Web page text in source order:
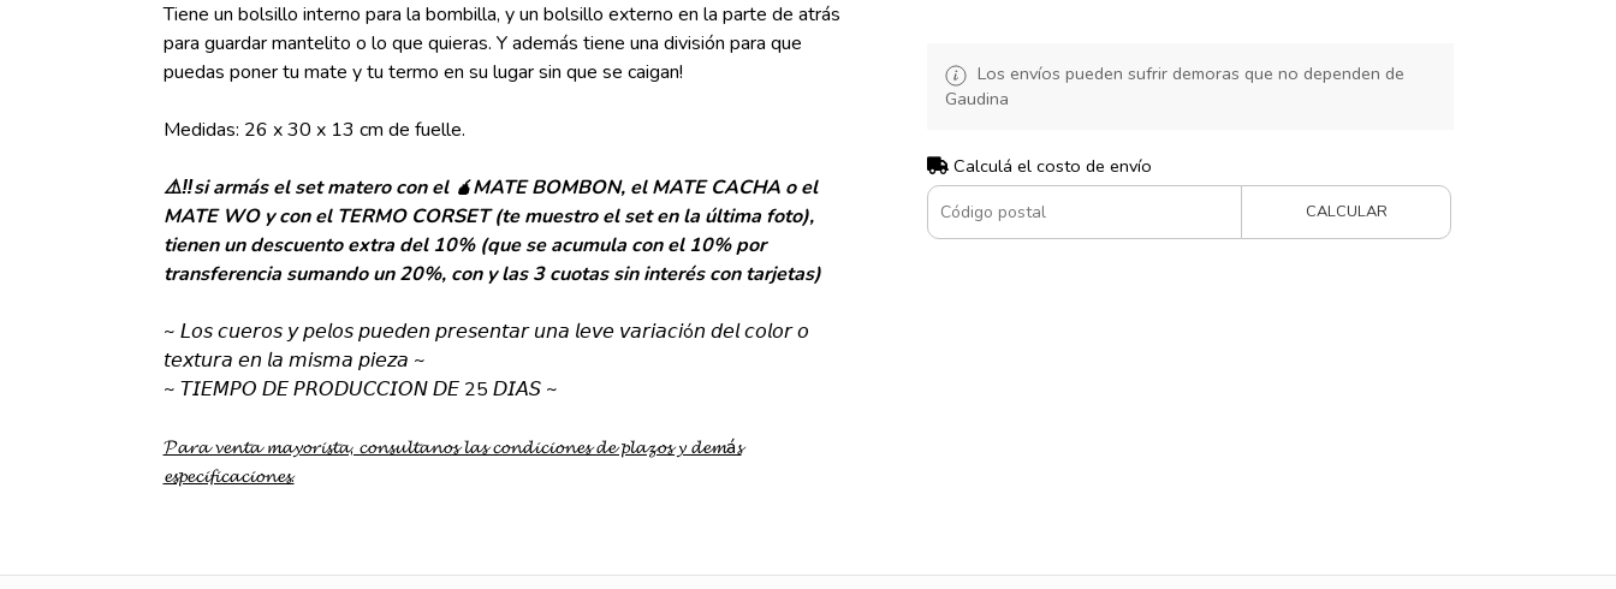
Tiene un bolsillo interno para la bombilla, y un bolsillo externo en la parte de atrás
para guardar mantelito o lo que quieras. Y además tiene una división para que
puedas poner tu mate y tu termo en su lugar sin que se caigan!
Medidas: 26 x 30 x 13 cm de fuelle.
⚠️‼️si armás el set matero con el 🧉MATE BOMBON, el MATE CACHA o el
MATE WO y con el TERMO CORSET (te muestro el set en la última foto),
tienen un descuento extra del 10% (que se acumula con el 10% por
transferencia sumando un 20%, con y las 3 cuotas sin interés con tarjetas)
~ 𝘓𝘰𝘴 𝘤𝘶𝘦𝘳𝘰𝘴 𝘺 𝘱𝘦𝘭𝘰𝘴 𝘱𝘶𝘦𝘥𝘦𝘯 𝘱𝘳𝘦𝘴𝘦𝘯𝘵𝘢𝘳 𝘶𝘯𝘢 𝘭𝘦𝘷𝘦 𝘷𝘢𝘳𝘪𝘢𝘤𝘪ó𝘯 𝘥𝘦𝘭 𝘤𝘰𝘭𝘰𝘳 𝘰
𝘵𝘦𝘹𝘵𝘶𝘳𝘢 𝘦𝘯 𝘭𝘢 𝘮𝘪𝘴𝘮𝘢 𝘱𝘪𝘦𝘻𝘢 ~
~ 𝘛𝘐𝘌𝘔𝘗𝘖 𝘋𝘌 𝘗𝘙𝘖𝘋𝘜𝘊𝘊𝘐𝘖𝘕 𝘋𝘌 25 𝘋𝘐𝘈𝘚 ~
𝓟𝓪𝓻𝓪 𝓿𝓮𝓷𝓽𝓪 𝓶𝓪𝔂𝓸𝓻𝓲𝓼𝓽𝓪, 𝓬𝓸𝓷𝓼𝓾𝓵𝓽𝓪𝓷𝓸𝓼 𝓵𝓪𝓼 𝓬𝓸𝓷𝓭𝓲𝓬𝓲𝓸𝓷𝓮𝓼 𝓭𝓮 𝓹𝓵𝓪𝔃𝓸𝓼 𝔂 𝓭𝓮𝓶á𝓼
𝓮𝓼𝓹𝓮𝓬𝓲𝓯𝓲𝓬𝓪𝓬𝓲𝓸𝓷𝓮𝓼.
Los envíos pueden sufrir demoras que no dependen de
Gaudina
Calculá el costo de envío
CALCULAR